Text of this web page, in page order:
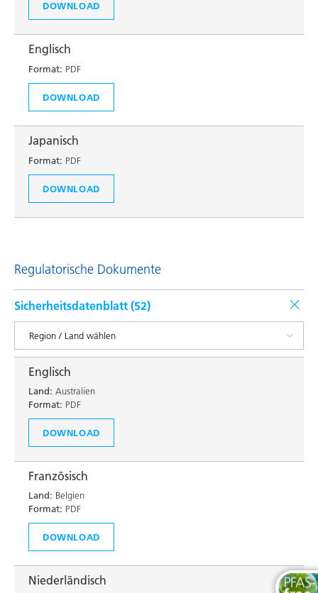
DOWNLOAD
Englisch
Format: PDF
DOWNLOAD
Japanisch
Format: PDF
DOWNLOAD
Regulatorische Dokumente
Sicherheitsdatenblatt (52)
Englisch
Land: Australien
Format: PDF
DOWNLOAD
Französisch
Land: Belgien
Format: PDF
DOWNLOAD
Niederländisch